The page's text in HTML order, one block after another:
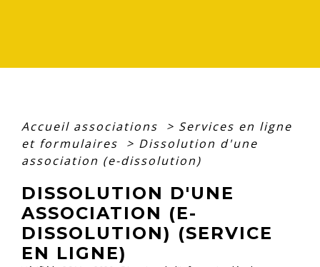
Accueil associations > Services en ligne
et formulaires
> Dissolution d'une
association (e-dissolution)
DISSOLUTION D'UNE
ASSOCIATION (E-
DISSOLUTION) (SERVICE
EN LIGNE)